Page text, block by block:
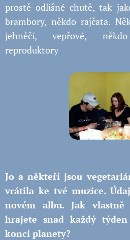
prostě odlišné chutě, tak
brambory, někdo rajčata.
jehněčí, vepřové, někdo
reproduktory
Jo a někteří jsou
vrátila ke tvé muzice.
novém albu. Jak
hrajete snad každý
konci planety?